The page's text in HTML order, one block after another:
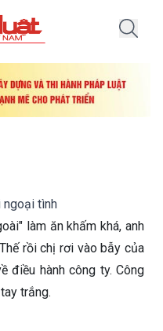
ngoại tình
làm ăn khấm khá, anh
rồi chị rơi vào bẫy của
điều hành công ty. Công
trắng.